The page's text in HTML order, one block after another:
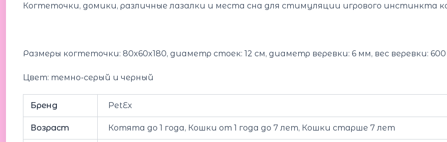
Когтеточки, домики, различные лазалки и места сна для стимуляции игрового инстинкта
Размеры когтеточки: 80x60x180, диаметр стоек: 12 см, диаметр веревки: 6 мм, вес веревки:
Цвет: темно-серый и черный
Бренд PetEx
Возраст Котята до 1 года, Кошки от 1 года до 7 лет, Кошки старше 7 лет